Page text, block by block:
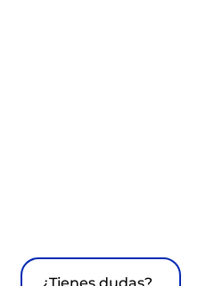
¿Tienes dudas?